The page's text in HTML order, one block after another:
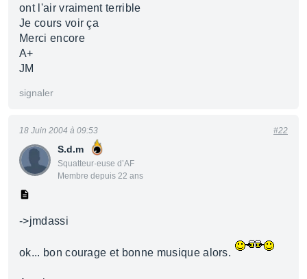
ont l'air vraiment terrible
Je cours voir ça
Merci encore
A+
JM
signaler
S.d.m
Squatteur·euse d’AF
Membre depuis 22 ans
18 Juin 2004 à 09:53 #22
->jmdassi
ok... bon courage et bonne musique alors.